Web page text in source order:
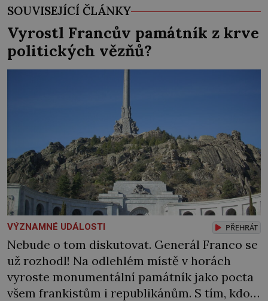
SOUVISEJÍCÍ ČLÁNKY
Vyrostl Francův památník z krve
politických vězňů?
VÝZNAMNÉ UDÁLOSTI PŘEHRÁT
Nebude o tom diskutovat. Generál Franco se
už rozhodl! Na odlehlém místě v horách
vyroste monumentální památník jako pocta
všem frankistům i republikánům. S tím, kdo